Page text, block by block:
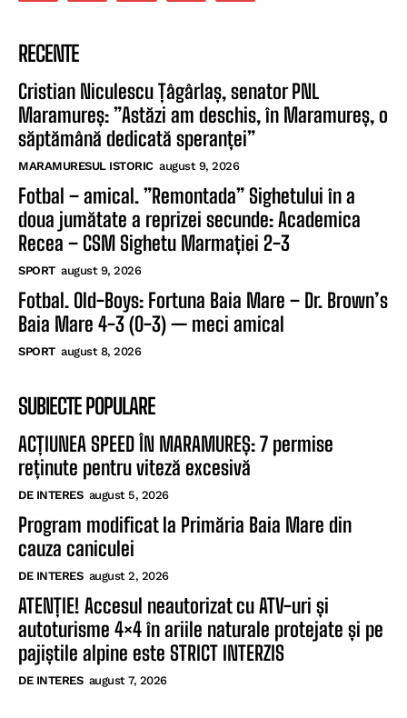
RECENTE
Cristian Niculescu Țâgârlaș, senator PNL
Maramureș: ”Astăzi am deschis, în Maramureș, o
săptămână dedicată speranței”
MARAMURESUL ISTORIC august 9, 2026
Fotbal – amical. ”Remontada” Sighetului în a
doua jumătate a reprizei secunde: Academica
Recea – CSM Sighetu Marmației 2-3
SPORT august 9, 2026
Fotbal. Old-Boys: Fortuna Baia Mare – Dr. Brown’s
Baia Mare 4-3 (0-3) — meci amical
SPORT august 8, 2026
SUBIECTE POPULARE
ACȚIUNEA SPEED ÎN MARAMUREȘ: 7 permise
reținute pentru viteză excesivă
DE INTERES august 5, 2026
Program modificat la Primăria Baia Mare din
cauza caniculei
DE INTERES august 2, 2026
ATENȚIE! Accesul neautorizat cu ATV-uri și
autoturisme 4×4 în ariile naturale protejate și pe
pajiștile alpine este STRICT INTERZIS
DE INTERES august 7, 2026